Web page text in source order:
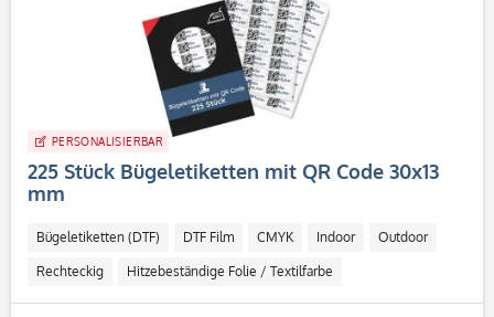
PERSONALISIERBAR
225 Stück Bügeletiketten mit QR Code 30x13
mm
Bügeletiketten (DTF) DTF Film CMYK Indoor Outdoor
Rechteckig Hitzebeständige Folie / Textilfarbe